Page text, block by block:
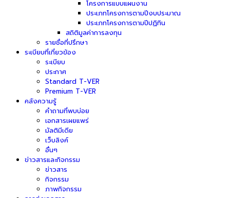
โครงการแบบแผนงาน
ประเภทโครงการตามปีงบประมาณ
ประเภทโครงการตามปีปฏิทิน
สถิติมูลค่าการลงทุน
รายชื่อที่ปรึกษา
ระเบียบที่เกี่ยวข้อง
ระเบียบ
ประกาศ
Standard T-VER
Premium T-VER
คลังความรู้
คำถามที่พบบ่อย
เอกสารเผยแพร่
มัลติมีเดีย
เว็บลิงค์
อื่นๆ
ข่าวสารและกิจกรรม
ข่าวสาร
กิจกรรม
ภาพกิจกรรม